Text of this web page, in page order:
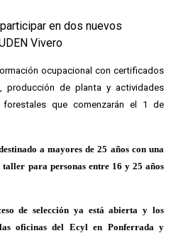
en dos nuevos
Vivero
ocupacional con certificados
producción de planta y actividades
forestales que comenzarán el 1 de
a mayores de 25 años con una
taller para personas entre 16 y 25 años
de selección ya está abierta y los
oficinas del Ecyl en Ponferrada y